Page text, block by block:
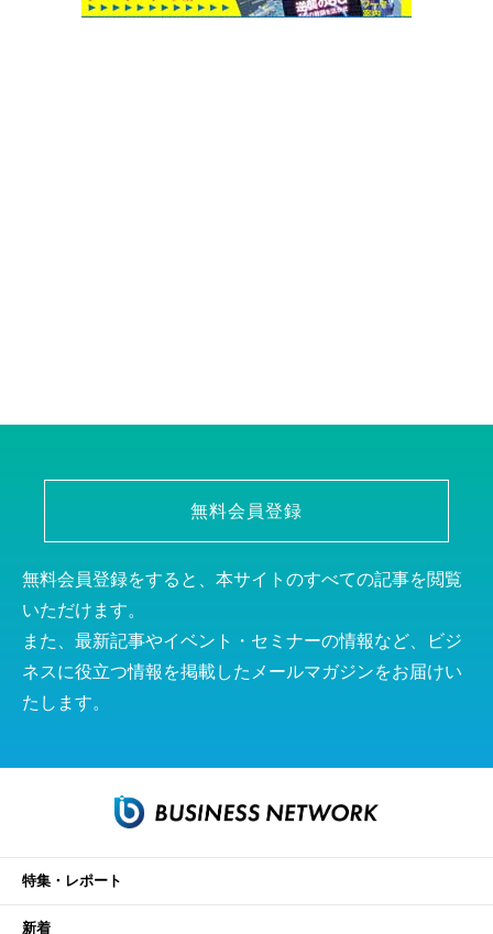
無料会員登録
無料会員登録をすると、本サイトのすべての記事を閲覧
いただけます。
また、最新記事やイベント・セミナーの情報など、ビジ
ネスに役立つ情報を掲載したメールマガジンをお届けい
たします。
特集・レポート
新着